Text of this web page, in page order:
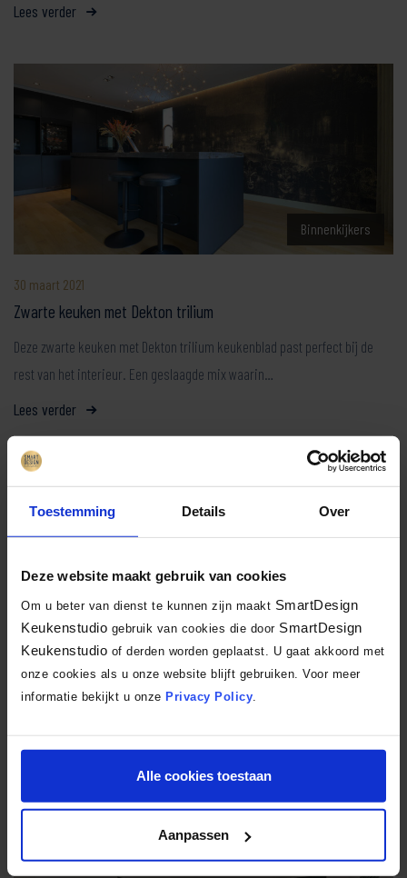
Toestemming Details Over
Deze website maakt gebruik van cookies
Om u beter van dienst te kunnen zijn maakt SmartDesign
Keukenstudio gebruik van cookies die door SmartDesign
Keukenstudio of derden worden geplaatst. U gaat akkoord met
onze cookies als u onze website blijft gebruiken. Voor meer
informatie bekijkt u onze Privacy Policy
Alle cookies toestaan
Aanpassen
Lees verder
Binnenkijkers
30 maart 2021
Zwarte keuken met Dekton trilium
Deze zwarte keuken met Dekton trilium keukenblad past perfect bij de
rest van het interieur. Een geslaagde mix waarin…
Lees verder
Binnenkijkers
17 december 2020
Zwarte keuken met keukeneiland
Zwart, marmer, greeploos en voorzien van alle luxe keukenapparatuur.
Een stijlvolle tijdloze keuken is het, deze zwarte…
Lees verder